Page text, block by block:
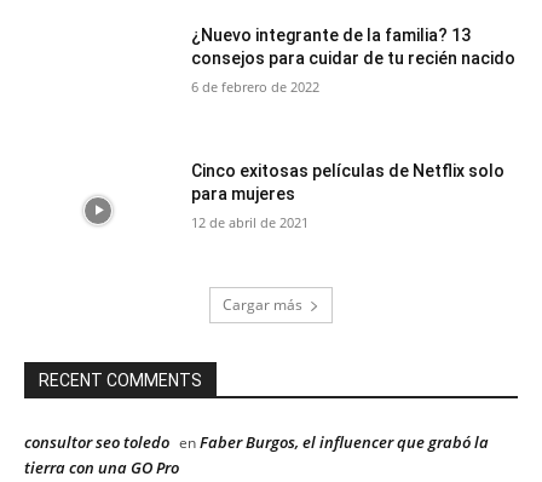
¿Nuevo integrante de la familia? 13
consejos para cuidar de tu recién nacido
6 de febrero de 2022
Cinco exitosas películas de Netflix solo
para mujeres
12 de abril de 2021
Cargar más
RECENT COMMENTS
consultor seo toledo enFaber Burgos, el influencer que grabó la
tierra con una GO Pro